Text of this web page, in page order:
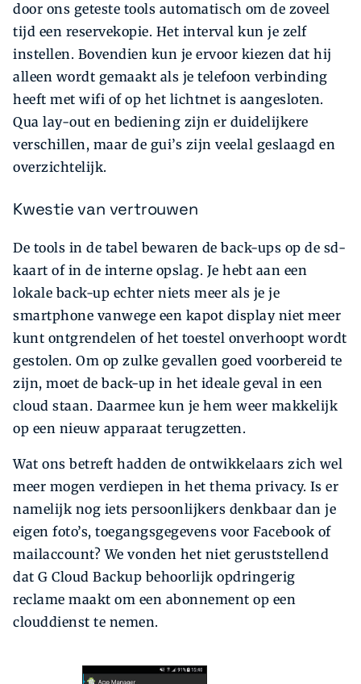
door ons geteste tools automatisch om de zoveel
tijd een reservekopie. Het interval kun je zelf
instellen. Bovendien kun je ervoor kiezen dat hij
alleen wordt gemaakt als je telefoon verbinding
heeft met wifi of op het lichtnet is aangesloten.
Qua lay-out en bediening zijn er duidelijkere
verschillen, maar de gui’s zijn veelal geslaagd en
overzichtelijk.
Kwestie van vertrouwen
De tools in de tabel bewaren de back-ups op de sd-
kaart of in de interne opslag. Je hebt aan een
lokale back-up echter niets meer als je je
smartphone vanwege een kapot display niet meer
kunt ontgrendelen of het toestel onverhoopt wordt
gestolen. Om op zulke gevallen goed voorbereid te
zijn, moet de back-up in het ideale geval in een
cloud staan. Daarmee kun je hem weer makkelijk
op een nieuw apparaat terugzetten.
Wat ons betreft hadden de ontwikkelaars zich wel
meer mogen verdiepen in het thema privacy. Is er
namelijk nog iets persoonlijkers denkbaar dan je
eigen foto’s, toegangsgegevens voor Facebook of
mailaccount? We vonden het niet geruststellend
dat G Cloud Backup behoorlijk opdringerig
reclame maakt om een abonnement op een
clouddienst te nemen.